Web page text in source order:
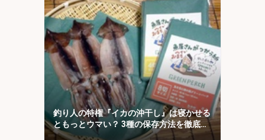
釣り人の特権『イカの沖干し』は寝かせる
ともっとウマい？ 3種の保存方法を徹底検
証